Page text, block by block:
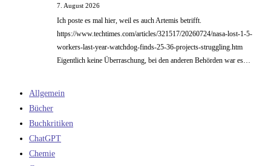
7. August 2026
Ich poste es mal hier, weil es auch Artemis betrifft.
https://www.techtimes.com/articles/321517/20260724/nasa-lost-1-5-
workers-last-year-watchdog-finds-25-36-projects-struggling.htm
Eigentlich keine Überraschung, bei den anderen Behörden war es…
Allgemein
Bücher
Buchkritiken
ChatGPT
Chemie